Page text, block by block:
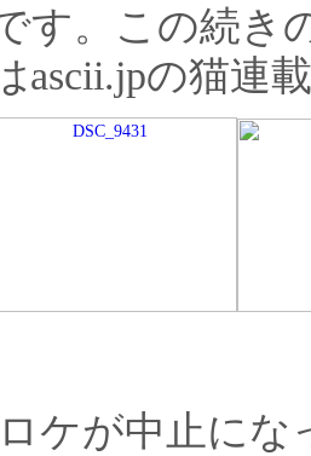
す。この続き
ascii.jpの猫連
ケが中止に